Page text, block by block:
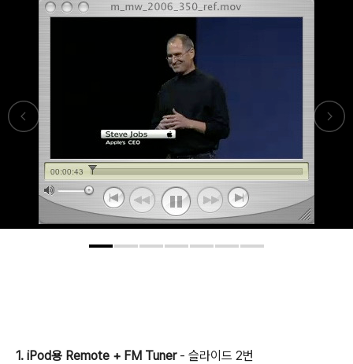
1. iPod용 Remote + FM Tuner- 슬라이드 2번